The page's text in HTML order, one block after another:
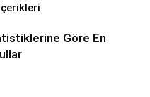
Göre En